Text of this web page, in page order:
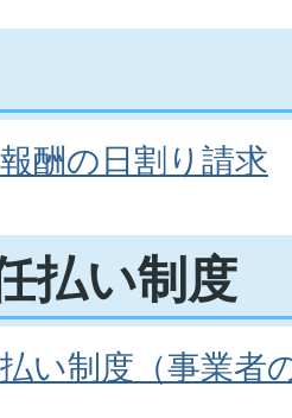
酬の日割り請求
払い制度
い制度（事業者